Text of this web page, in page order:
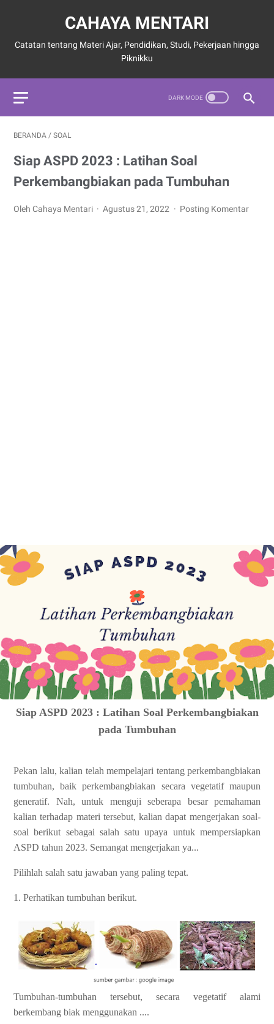
CAHAYA MENTARI
Catatan tentang Materi Ajar, Pendidikan, Studi, Pekerjaan hingga
Piknikku
BERANDA / SOAL
Siap ASPD 2023 : Latihan Soal
Perkembangbiakan pada Tumbuhan
Oleh Cahaya Mentari Agustus 21, 2022 Posting Komentar
Siap ASPD 2023 : Latihan Soal Perkembangbiakan
pada Tumbuhan
Pekan lalu, kalian telah mempelajari tentang perkembangbiakan
tumbuhan, baik perkembangbiakan secara vegetatif maupun
generatif. Nah, untuk menguji seberapa besar pemahaman
kalian terhadap materi tersebut, kalian dapat mengerjakan soal-
soal berikut sebagai salah satu upaya untuk mempersiapkan
ASPD tahun 2023. Semangat mengerjakan ya...
Pilihlah salah satu jawaban yang paling tepat.
1. Perhatikan tumbuhan berikut.
Tumbuhan-tumbuhan tersebut, secara vegetatif alami
berkembang biak menggunakan ....